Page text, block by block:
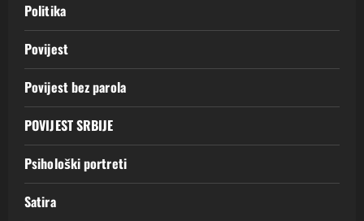
Politika
Povijest
Povijest bez parola
POVIJEST SRBIJE
Psihološki portreti
Satira